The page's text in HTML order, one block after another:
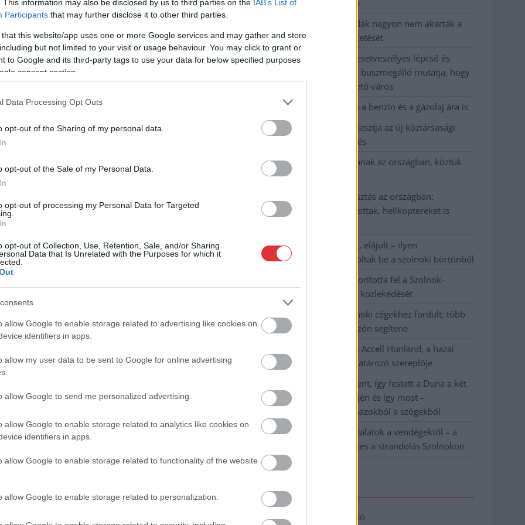
This information may also be disclosed by us to third parties on the IAB’s List of
Participants that may further disclose it to other third parties.
that this website/app uses one or more Google services and may gather and store
but not limited to your visit or usage behaviour. You may click to grant or
to Google and its third-party tags to use your data for below specified purposes
consent section.
Data Processing Opt Outs
opt-out of the Sharing of my personal data.
opt-out of the Sale of my Personal Data.
opt-out of processing my Personal Data for Targeted
opt-out of Collection, Use, Retention, Sale, and/or Sharing
Data that Is Unrelated with the Purposes for which it
allow Google to enable storage related to advertising like cookies on
identifiers in apps.
allow my user data to be sent to Google for online advertising
allow Google to send me personalized advertising.
allow Google to enable storage related to analytics like cookies on
identifiers in apps.
allow Google to enable storage related to functionality of the website
allow Google to enable storage related to personalization.
Szolnokon
szállodái között továbbra is ott található a
a különböző szobatípusok ára nagyjából 42
A legtöbb szoba csak másnaptól
minden esetben maradt szabad kapacitás.
kevesebbet vittek haza
A Szolnok megyei gazdák nagyon nem akarták a
JÉGER további üzemeltetését
Csendélet 5.0: alig balesetveszélyes lépcső és
remek állapotban levő buszmegálló mutatja, hogy
Szolnok mennyire élhető város
Pénteken újra csökken a benzin és a gázolaj ára is
Napokon belül megválasztja az új köztársasági
elnököt az Országgyűlés
Kiterjedt tüzek pusztítanak az országban, köztük
Karcagon
Harmadfokú hőségriasztás az országban:
Szolnokon klímát javítottak, helikoptereket is
A zárkában rosszul lett, elájult – ilyen
körülményekről számoltak be a szolnoki börtönből
Váratlan fennakadás borította fel a Szolnok–
Kecskemét vasútvonal közlekedését
A polgármester a szolnoki cégekhez fordult: több
száz elbocsátott dolgozón segítene
Csődbe ment a tószegi Accell Hunland, a hazai
kerékpárgyártás meghatározó szereplője
Egyszer fent, egyszer lent, így festett a Duna a két
évvel ezelőtti árvíz idején és így most –
fotógyűjtemény ugyanazokból a szögekből
Ilyenek eddig a tapasztalatok a vendégektől – a
hőhullám miatt ingyenes a strandolás Szolnokon
Adatkezelési tájékoztató